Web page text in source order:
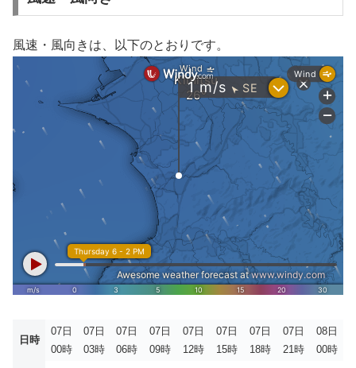
風速・風向きは、以下のとおりです。
日時
07日
00時
07日
03時
07日
06時
07日
09時
07日
12時
07日
15時
07日
18時
07日
21時
08日
00時